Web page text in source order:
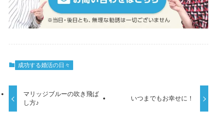
成功する婚活の日々
マリッジブルーの吹き飛ば
し方♪
いつまでもお幸せに！